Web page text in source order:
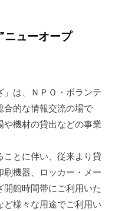
ニューオープ
」は、ＮＰＯ・ボランテ
合的な情報交流の場で
機材の貸出などの事業
とに伴い、従来より貸
刷機器、ロッカー・メー
館時間帯にご利用いた
ど様々な用途でご利用い